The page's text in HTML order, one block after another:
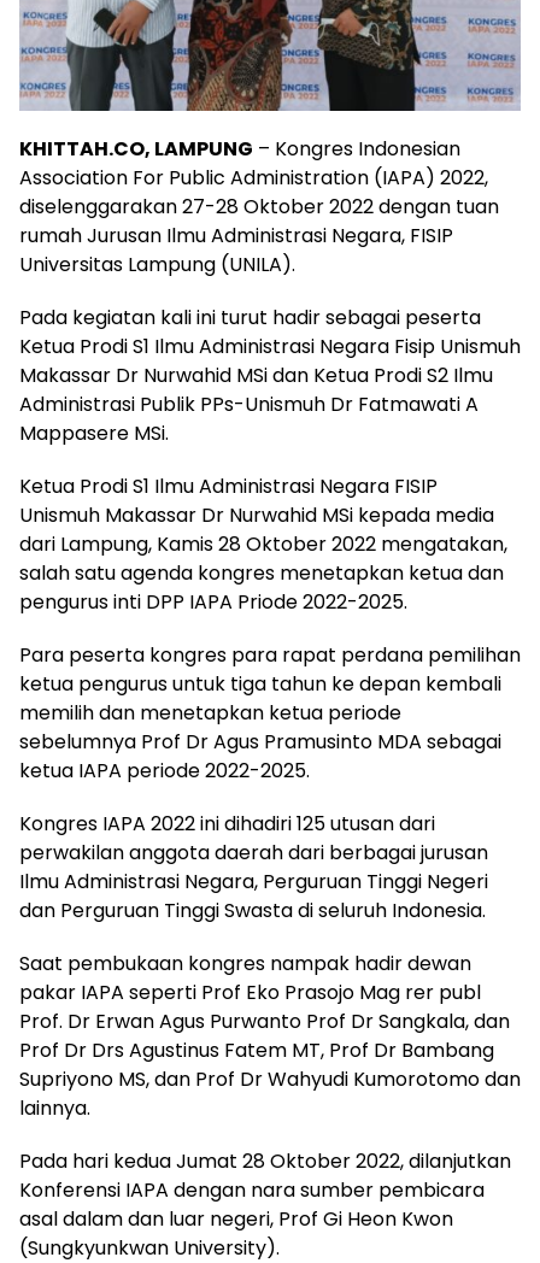
KHITTAH.CO, LAMPUNG – Kongres Indonesian
Association For Public Administration (IAPA) 2022,
diselenggarakan 27-28 Oktober 2022 dengan tuan
rumah Jurusan Ilmu Administrasi Negara, FISIP
Universitas Lampung (UNILA).
Pada kegiatan kali ini turut hadir sebagai peserta
Ketua Prodi S1 Ilmu Administrasi Negara Fisip Unismuh
Makassar Dr Nurwahid MSi dan Ketua Prodi S2 Ilmu
Administrasi Publik PPs-Unismuh Dr Fatmawati A
Mappasere MSi.
Ketua Prodi S1 Ilmu Administrasi Negara FISIP
Unismuh Makassar Dr Nurwahid MSi kepada media
dari Lampung, Kamis 28 Oktober 2022 mengatakan,
salah satu agenda kongres menetapkan ketua dan
pengurus inti DPP IAPA Priode 2022-2025.
Para peserta kongres para rapat perdana pemilihan
ketua pengurus untuk tiga tahun ke depan kembali
memilih dan menetapkan ketua periode
sebelumnya Prof Dr Agus Pramusinto MDA sebagai
ketua IAPA periode 2022-2025.
Kongres IAPA 2022 ini dihadiri 125 utusan dari
perwakilan anggota daerah dari berbagai jurusan
Ilmu Administrasi Negara, Perguruan Tinggi Negeri
dan Perguruan Tinggi Swasta di seluruh Indonesia.
Saat pembukaan kongres nampak hadir dewan
pakar IAPA seperti Prof Eko Prasojo Mag rer publ
Prof. Dr Erwan Agus Purwanto Prof Dr Sangkala, dan
Prof Dr Drs Agustinus Fatem MT, Prof Dr Bambang
Supriyono MS, dan Prof Dr Wahyudi Kumorotomo dan
lainnya.
Pada hari kedua Jumat 28 Oktober 2022, dilanjutkan
Konferensi IAPA dengan nara sumber pembicara
asal dalam dan luar negeri, Prof Gi Heon Kwon
(Sungkyunkwan University).